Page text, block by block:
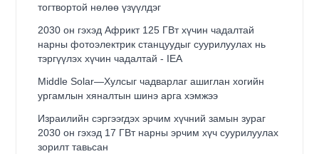
тогтвортой нөлөө үзүүлдэг
2030 он гэхэд Африкт 125 ГВт хүчин чадалтай
нарны фотоэлектрик станцуудыг суурилуулах нь
тэргүүлэх хүчин чадалтай - IEA
Middle Solar—Хулсыг чадварлаг ашиглан хогийн
ургамлын хяналтын шинэ арга хэмжээ
Израилийн сэргээгдэх эрчим хүчний замын зураг
2030 он гэхэд 17 ГВт нарны эрчим хүч суурилуулах
зорилт тавьсан